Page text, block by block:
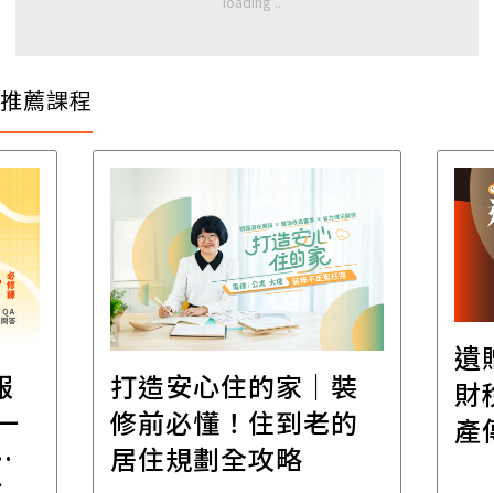
推薦課程
打造安心住的家｜裝
修前必懂！住到老的
居住規劃全攻略
遺
財
產